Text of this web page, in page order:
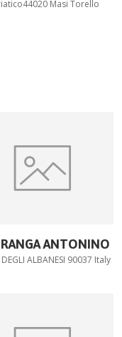
Masi Torello
ANTONINO
ALBANESI 90037 Italy